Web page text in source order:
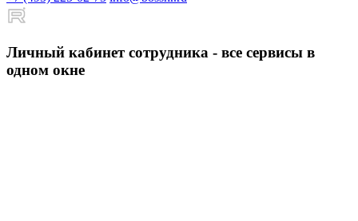
Личный кабинет сотрудника - все сервисы в
одном окне